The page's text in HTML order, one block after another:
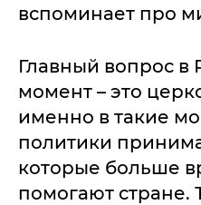
вспоминает про
Главный вопрос в
момент – это
именно в такие
политики
которые больше
помогают стране.